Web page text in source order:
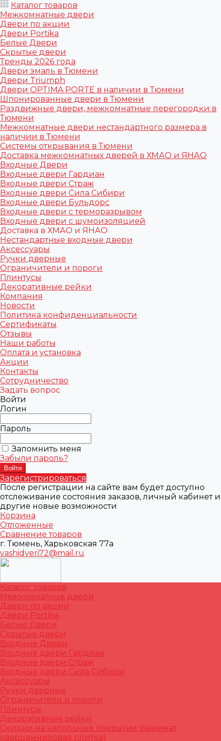
Каталог товаров
Межкомнатные двери
Двери по акции
Двери Portika
Белые Двери
Скрытые двери
Тренды 2026 года
Двери эмаль в Тюмени
Двери Triumph
Двери OPTIMA PORTE в наличии в Тюмени
Шпонированные двери в Тюмени
Раздвижные двери, межкомнатные перегородки в
Тюмени
Межкомнатные двери нестандартного размера в
наличии в Тюмени
Системы открывания в Тюмени
Доставка межкомнатных дверей в ХМАО и ЯНАО
Входные Двери
Входные двери Гардиан
Входные двери Страж
Входные двери Сила Сибири
Входные двери Бульдорс
Входные двери с терморазрывом
Входные двери с шумоизоляцией
Доставка в ХМАО и ЯНАО
Нестандартные входные двери
Аксессуары
Ручки дверные
Ограничители и пороги
Плинтусы
Декоративные рейки
Компания
Новости
Политика конфиденциальности
Сертификаты
Отзывы
Наши работы
Оплата и установка
Акции
Контакты
Сотрудничество
Задать вопрос
Войти
Логин
Пароль
Запомнить меня
Забыли пароль?
Зарегистрироваться
После регистрации на сайте вам будет доступно
отслеживание состояния заказов, личный кабинет и
другие новые возможности
Корзина
Отложенные
Сравнение товаров
г. Тюмень, Харьковская 77а
vashidveri72@mail.ru
Каталог товаров
Межкомнатные двери
Двери по акции
Двери Portika
Белые Двери
Скрытые двери
Входные Двери
Входные двери Гардиан
Входные двери Страж
Входные двери Сила Сибири
Аксессуары
Ручки дверные
Ограничители и пороги
Плинтусы
Декоративные рейки
Скидки на напольные покрытия (ламинат,
кварцвиниловая плитка)